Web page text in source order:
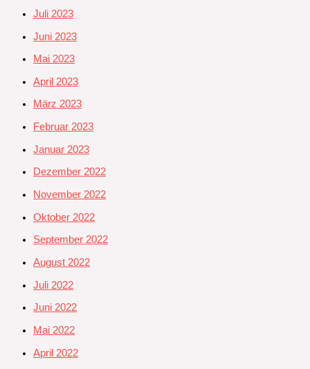
Juli 2023
Juni 2023
Mai 2023
April 2023
März 2023
Februar 2023
Januar 2023
Dezember 2022
November 2022
Oktober 2022
September 2022
August 2022
Juli 2022
Juni 2022
Mai 2022
April 2022